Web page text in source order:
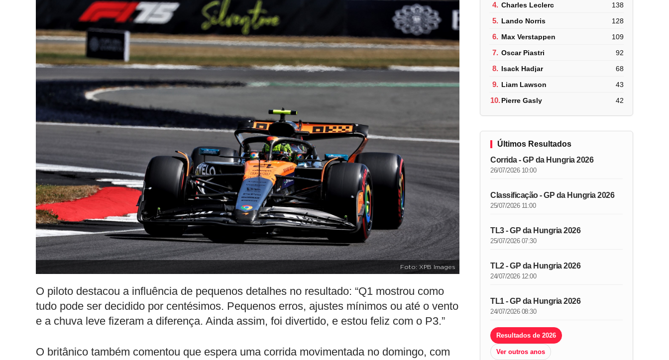
Foto: XPB Images
O piloto destacou a influência de pequenos detalhes no resultado: “Q1 mostrou como
tudo pode ser decidido por centésimos. Pequenos erros, ajustes mínimos ou até o vento
e a chuva leve fizeram a diferença. Ainda assim, foi divertido, e estou feliz com o P3.”
O britânico também comentou que espera uma corrida movimentada no domingo, com
4. Charles Leclerc 138
5. Lando Norris 128
6. Max Verstappen 109
7. Oscar Piastri 92
8. Isack Hadjar 68
9. Liam Lawson 43
10.Pierre Gasly 42
Últimos Resultados
Corrida - GP da Hungria 2026
26/07/2026 10:00
Classificação - GP da Hungria 2026
25/07/2026 11:00
TL3 - GP da Hungria 2026
25/07/2026 07:30
TL2 - GP da Hungria 2026
24/07/2026 12:00
TL1 - GP da Hungria 2026
24/07/2026 08:30
Resultados de 2026
Ver outros anos